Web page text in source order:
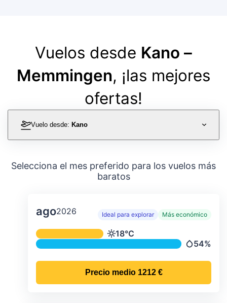
Vuelos desde Kano –
Memmingen, ¡las mejores
ofertas!
Vuelo desde: Kano
Selecciona el mes preferido para los vuelos más
baratos
ago2026 Ideal para explorar Más económico
Temperatura y precipitación media
Temperatura
18°C
54%
Precio medio 1212 €